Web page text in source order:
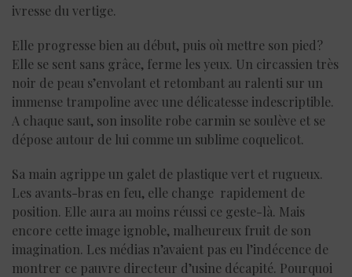
ivresse du vertige.
Elle progresse bien au début, puis où mettre son pied?
Elle se sent sans grâce, ferme les yeux. Un circassien très
noir de peau s’envolant et retombant au ralenti sur un
immense trampoline avec une délicatesse indescriptible.
A chaque saut, son insolite robe carmin se soulève et se
dépose autour de lui comme un sublime coquelicot.
Sa main agrippe un galet de plastique vert et rugueux.
Les avants-bras en feu, elle change rapidement de
position. Elle aura au moins réussi ce geste-là. Mais
encore cette image ignoble, malheureux fruit de son
imagination. Les médias n’avaient pas eu l’indécence de
montrer ce pauvre directeur d’usine décapité. Pourquoi